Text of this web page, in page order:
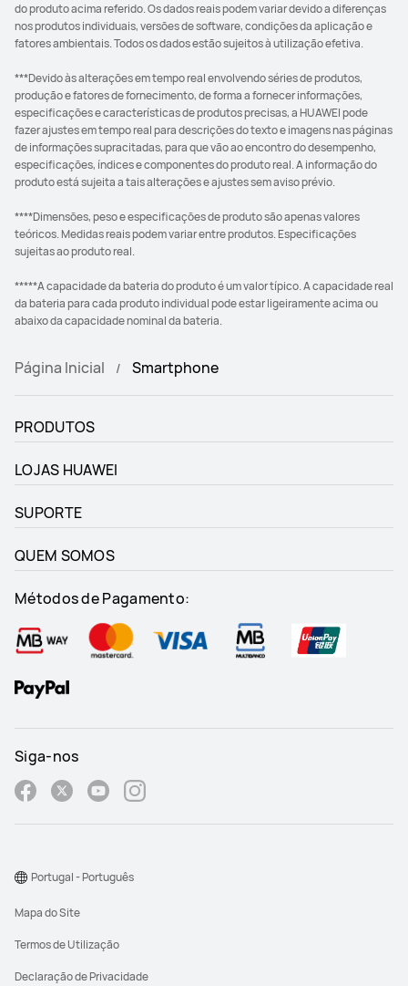
do produto acima referido. Os dados reais podem variar devido a diferenças
nos produtos individuais, versões de software, condições da aplicação e
fatores ambientais. Todos os dados estão sujeitos à utilização efetiva.
***Devido às alterações em tempo real envolvendo séries de produtos,
produção e fatores de fornecimento, de forma a fornecer informações,
especificações e características de produtos precisas, a HUAWEI pode
fazer ajustes em tempo real para descrições do texto e imagens nas páginas
de informações supracitadas, para que vão ao encontro do desempenho,
especificações, índices e componentes do produto real. A informação do
produto está sujeita a tais alterações e ajustes sem aviso prévio.
****Dimensões, peso e especificações de produto são apenas valores
teóricos. Medidas reais podem variar entre produtos. Especificações
sujeitas ao produto real.
*****A capacidade da bateria do produto é um valor típico. A capacidade real
da bateria para cada produto individual pode estar ligeiramente acima ou
abaixo da capacidade nominal da bateria.
Página Inicial Smartphone
PRODUTOS
LOJAS HUAWEI
SUPORTE
QUEM SOMOS
Métodos de Pagamento:
Siga-nos
Mapa do Site
Termos de Utilização
Declaração de Privacidade
Portugal - Português